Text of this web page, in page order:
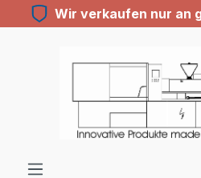
Zum Hauptinhalt springen
Wir verkaufen nur an